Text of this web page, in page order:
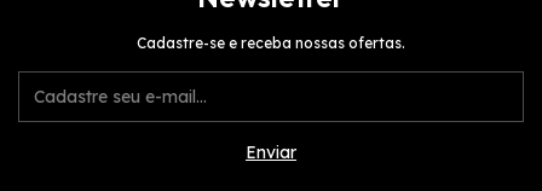
Cadastre-se e receba nossas ofertas.